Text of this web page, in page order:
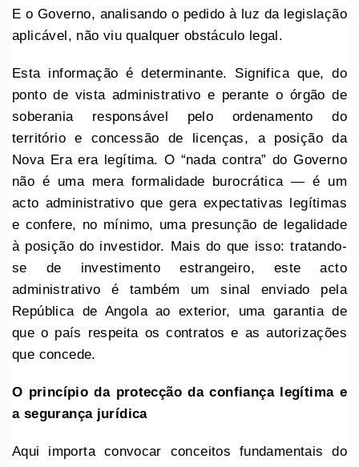
E o Governo, analisando o pedido à luz da legislação
aplicável, não viu qualquer obstáculo legal.
Esta informação é determinante. Significa que, do
ponto de vista administrativo e perante o órgão de
soberania responsável pelo ordenamento do
território e concessão de licenças, a posição da
Nova Era era legítima. O “nada contra” do Governo
não é uma mera formalidade burocrática — é um
acto administrativo que gera expectativas legítimas
e confere, no mínimo, uma presunção de legalidade
à posição do investidor. Mais do que isso: tratando-
se de investimento estrangeiro, este acto
administrativo é também um sinal enviado pela
República de Angola ao exterior, uma garantia de
que o país respeita os contratos e as autorizações
que concede.
O princípio da protecção da confiança legítima e
a segurança jurídica
Aqui importa convocar conceitos fundamentais do